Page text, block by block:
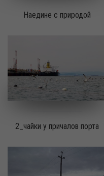
Наедине с природой
2_чайки у причалов порта